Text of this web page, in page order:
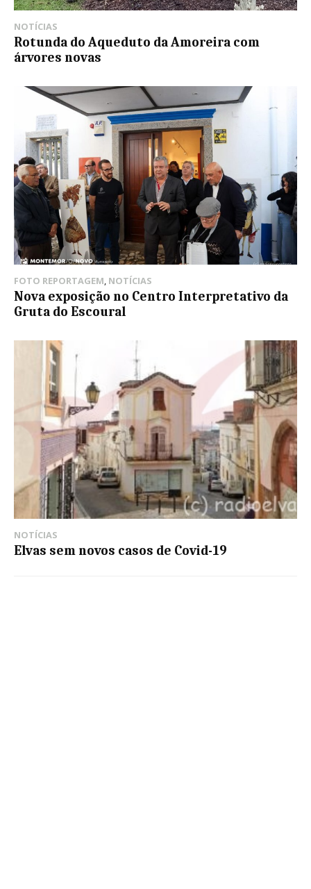
NOTÍCIAS
Rotunda do Aqueduto da Amoreira com
árvores novas
FOTO REPORTAGEM, NOTÍCIAS
Nova exposição no Centro Interpretativo da
Gruta do Escoural
NOTÍCIAS
Elvas sem novos casos de Covid-19